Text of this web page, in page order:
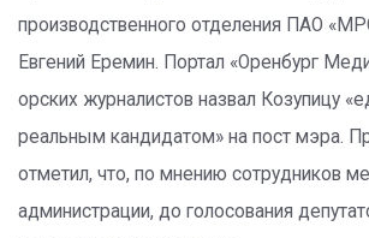
производственного отделения ПАО
Евгений Еремин. Портал «Оренбург
орских журналистов назвал Козупицу
реальным кандидатом» на пост мэра.
отметил, что, по мнению сотрудников
администрации, до голосования